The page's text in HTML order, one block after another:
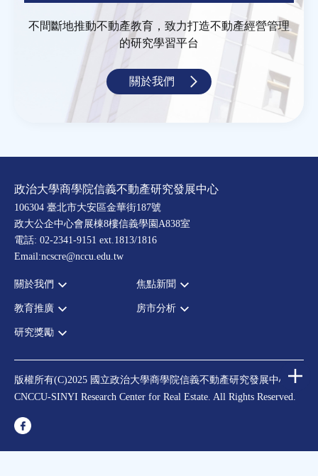
不間斷地推動不動產教育，致力打造不動產經營管理
的研究學習平台
關於我們
政治大學商學院信義不動產研究發展中心
106304 臺北市大安區金華街187號
政大公企中心會展棟8樓信義學園A838室
電話: 02-2341-9151 ext.1813/1816
Email:ncscre@nccu.edu.tw
關於我們
宗旨願景
設置辦法
指導委員
中心成員
聯絡我們
焦點新聞
全部新聞
法律新訊
教育推廣
全部活動
理財規劃講座
不動產學程支援
房市分析
研究獎勵
住宅學會論文獎支援
都市計劃學會論文獎支援
版權所有(C)2025 國立政治大學商學院信義不動產研究發展中心
CNCCU-SINYI Research Center for Real Estate. All Rights Reserved.